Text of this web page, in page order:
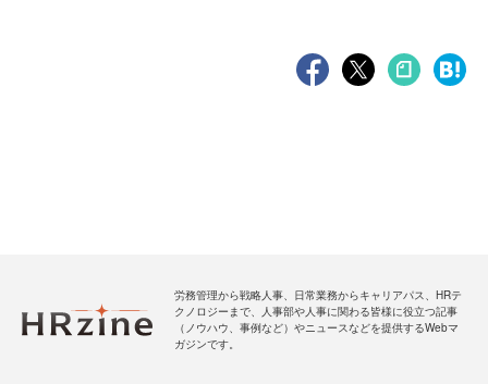
労務管理から戦略人事、日常業務からキャリアパス、HRテ
クノロジーまで、人事部や人事に関わる皆様に役立つ記事
（ノウハウ、事例など）やニュースなどを提供するWebマ
ガジンです。